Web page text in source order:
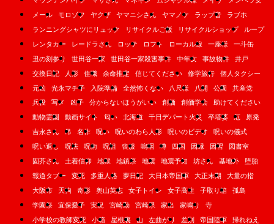
メール
モロゾフ ヤクザ ヤマニシさん ヤマノケ ラップ音
ラブホ
ランニングシャツにリュック
リサイクルご飯 リサイクルショップ
ループ
レンタカー
レードラさん ロッテ ロフト ローカル線 一座様
一斗缶
丑の刻参り
世田谷一家 世田谷一家殺害事件 中年女 事故物件
井戸
交換日記
人形 住職 余命推定 信じてください 修学旅行
個人タクシー
元凶
光永マチ子 入院準備 全然怖くない 八尺様 八開 公園
共産党
兵役
写メ 凶子 分からないほうがいい 創価 創価学会
助けてください
動物霊園
動画サイト 匂い 北海道 千日デパート火災 卒塔婆 厄
原発
吉永さん
吊 名作 呪い 呪いのわら人形 呪いのビデオ
呪いの儀式
呪い返し
呪法 呪術 呪詛 喪服 嗚咽 噂 四国 因縁 因習
図書室
固芥さん
土着信仰 地獄 地鎮祭 地震 地震予知 坊さん 基地外
堕胎
報道タブー
変死 多重人格 夢日記 大日本帝国軍 大正末期
大量の指
大阪市
天狗 奇形 奥山英志 女子トイレ 女子高生 子取り箱
孤島
学園祭
宜保愛子 実況 宮崎勤 宮崎県 家出 家鳴り
寺
小学校の教師変死
小箱 屋根裏 山 左曲がり 差別 帝国陸軍
帰れねえ